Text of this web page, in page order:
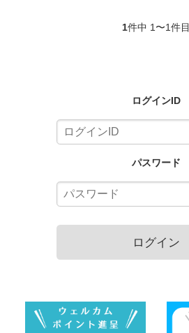
1件中 1〜1件目
ログインID
パスワード
ログイン